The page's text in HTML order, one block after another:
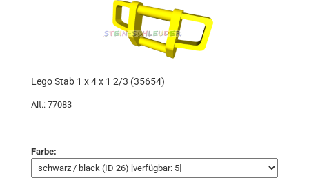
Lego Stab 1 x 4 x 1 2/3 (35654)
Alt.: 77083
Farbe: